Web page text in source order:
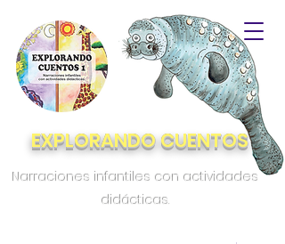
EXPLORANDO CUENTOS
Narraciones infantiles con actividades
didácticas.